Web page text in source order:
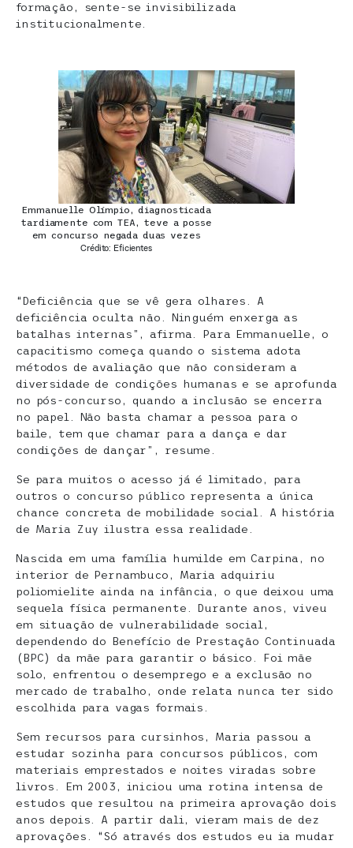
formação, sente-se invisibilizada
institucionalmente.
Emmanuelle Olímpio, diagnosticada
tardiamente com TEA, teve a posse
em concurso negada duas vezes
Crédito: Eficientes
“Deficiência que se vê gera olhares. A
deficiência oculta não. Ninguém enxerga as
batalhas internas”, afirma. Para Emmanuelle, o
capacitismo começa quando o sistema adota
métodos de avaliação que não consideram a
diversidade de condições humanas e se aprofunda
no pós-concurso, quando a inclusão se encerra
no papel. Não basta chamar a pessoa para o
baile, tem que chamar para a dança e dar
condições de dançar”, resume.
Se para muitos o acesso já é limitado, para
outros o concurso público representa a única
chance concreta de mobilidade social. A história
de Maria Zuy ilustra essa realidade.
Nascida em uma família humilde em Carpina, no
interior de Pernambuco, Maria adquiriu
poliomielite ainda na infância, o que deixou uma
sequela física permanente. Durante anos, viveu
em situação de vulnerabilidade social,
dependendo do Benefício de Prestação Continuada
(BPC) da mãe para garantir o básico. Foi mãe
solo, enfrentou o desemprego e a exclusão no
mercado de trabalho, onde relata nunca ter sido
escolhida para vagas formais.
Sem recursos para cursinhos, Maria passou a
estudar sozinha para concursos públicos, com
materiais emprestados e noites viradas sobre
livros. Em 2003, iniciou uma rotina intensa de
estudos que resultou na primeira aprovação dois
anos depois. A partir dali, vieram mais de dez
aprovações. “Só através dos estudos eu ia mudar